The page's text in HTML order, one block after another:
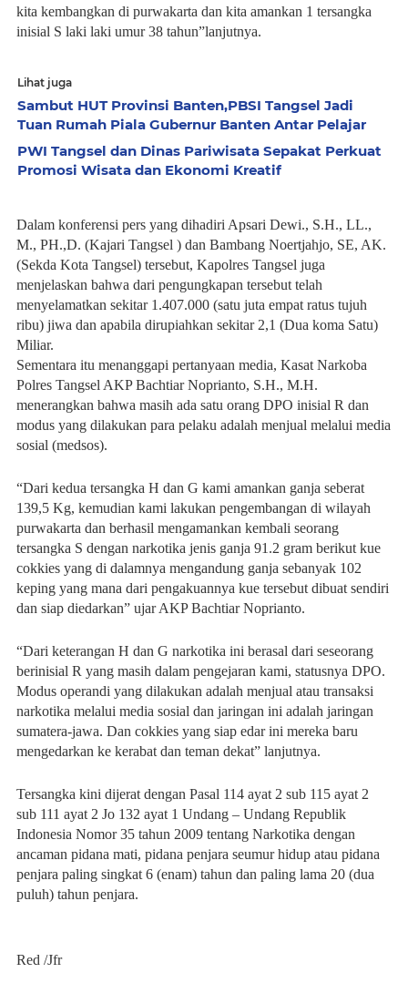
kita kembangkan di purwakarta dan kita amankan 1 tersangka
inisial S laki laki umur 38 tahun”lanjutnya.
Lihat juga
Sambut HUT Provinsi Banten,PBSI Tangsel Jadi
Tuan Rumah Piala Gubernur Banten Antar Pelajar
PWI Tangsel dan Dinas Pariwisata Sepakat Perkuat
Promosi Wisata dan Ekonomi Kreatif
Dalam konferensi pers yang dihadiri Apsari Dewi., S.H., LL.,
M., PH.,D. (Kajari Tangsel ) dan Bambang Noertjahjo, SE, AK.
(Sekda Kota Tangsel) tersebut, Kapolres Tangsel juga
menjelaskan bahwa dari pengungkapan tersebut telah
menyelamatkan sekitar 1.407.000 (satu juta empat ratus tujuh
ribu) jiwa dan apabila dirupiahkan sekitar 2,1 (Dua koma Satu)
Miliar.
Sementara itu menanggapi pertanyaan media, Kasat Narkoba
Polres Tangsel AKP Bachtiar Noprianto, S.H., M.H.
menerangkan bahwa masih ada satu orang DPO inisial R dan
modus yang dilakukan para pelaku adalah menjual melalui media
sosial (medsos).
“Dari kedua tersangka H dan G kami amankan ganja seberat
139,5 Kg, kemudian kami lakukan pengembangan di wilayah
purwakarta dan berhasil mengamankan kembali seorang
tersangka S dengan narkotika jenis ganja 91.2 gram berikut kue
cokkies yang di dalamnya mengandung ganja sebanyak 102
keping yang mana dari pengakuannya kue tersebut dibuat sendiri
dan siap diedarkan” ujar AKP Bachtiar Noprianto.
“Dari keterangan H dan G narkotika ini berasal dari seseorang
berinisial R yang masih dalam pengejaran kami, statusnya DPO.
Modus operandi yang dilakukan adalah menjual atau transaksi
narkotika melalui media sosial dan jaringan ini adalah jaringan
sumatera-jawa. Dan cokkies yang siap edar ini mereka baru
mengedarkan ke kerabat dan teman dekat” lanjutnya.
Tersangka kini dijerat dengan Pasal 114 ayat 2 sub 115 ayat 2
sub 111 ayat 2 Jo 132 ayat 1 Undang – Undang Republik
Indonesia Nomor 35 tahun 2009 tentang Narkotika dengan
ancaman pidana mati, pidana penjara seumur hidup atau pidana
penjara paling singkat 6 (enam) tahun dan paling lama 20 (dua
puluh) tahun penjara.
Red /Jfr